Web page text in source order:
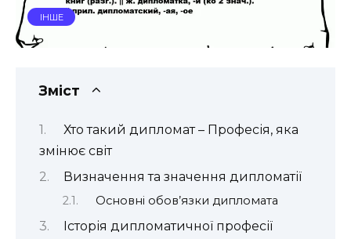
ІНШЕ
Зміст
Хто такий дипломат – Професія, яка
змінює світ
Визначення та значення дипломатії
Основні обов’язки дипломата
Історія дипломатичної професії